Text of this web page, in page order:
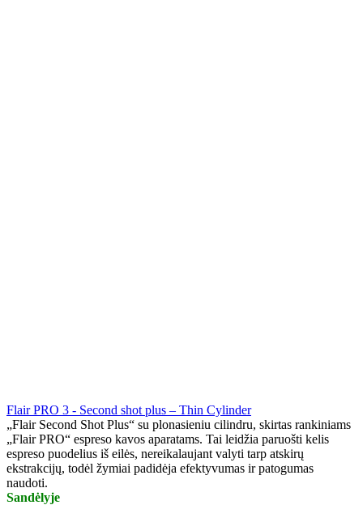
Flair PRO 3 - Second shot plus – Thin Cylinder
„Flair Second Shot Plus“ su plonasieniu cilindru, skirtas rankiniams
„Flair PRO“ espreso kavos aparatams. Tai leidžia paruošti kelis
espreso puodelius iš eilės, nereikalaujant valyti tarp atskirų
ekstrakcijų, todėl žymiai padidėja efektyvumas ir patogumas
naudoti.
Sandėlyje